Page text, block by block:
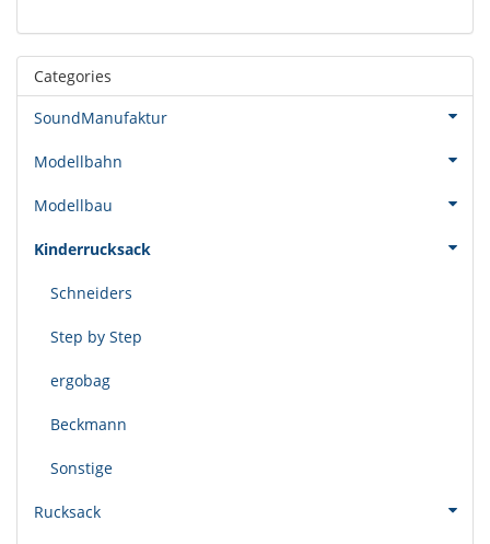
Categories
SoundManufaktur
Modellbahn
Modellbau
Kinderrucksack
Schneiders
Step by Step
ergobag
Beckmann
Sonstige
Rucksack